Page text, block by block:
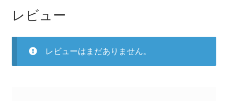
レビュー
レビューはまだありません。